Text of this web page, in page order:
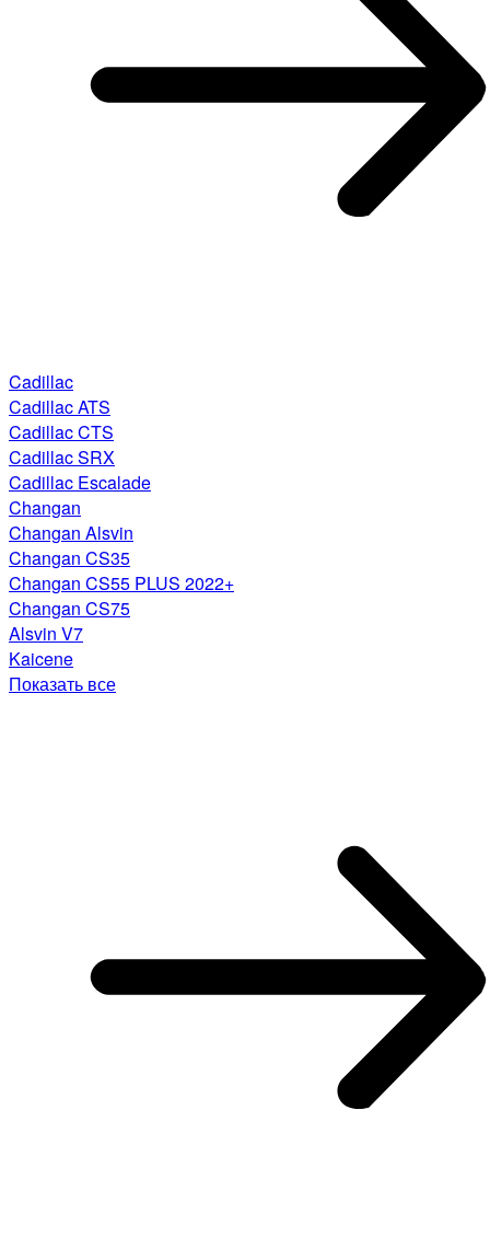
Cadillac
Cadillac ATS
Cadillac CTS
Cadillac SRX
Cadillac Escalade
Changan
Changan Alsvin
Changan CS35
Changan CS55 PLUS 2022+
Changan CS75
Alsvin V7
Kaicene
Показать все